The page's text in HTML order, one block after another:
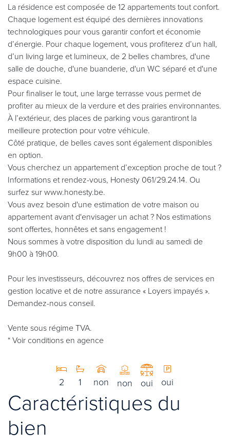
La résidence est composée de 12 appartements tout confort.
Chaque logement est équipé des dernières innovations
technologiques pour vous garantir confort et économie
d’énergie. Pour chaque logement, vous profiterez d’un hall,
d’un living large et lumineux, de 2 belles chambres, d'une
salle de douche, d'une buanderie, d'un WC séparé et d'une
espace cuisine.
Pour finaliser le tout, une large terrasse vous permet de
profiter au mieux de la verdure et des prairies environnantes.
À l’extérieur, des places de parking vous garantiront la
meilleure protection pour votre véhicule.
Côté pratique, de belles caves sont également disponibles
en option.
Vous cherchez un appartement d’exception proche de tout ?
Informations et rendez-vous, Honesty 061/29.24.14. Ou
surfez sur www.honesty.be.
Vous avez besoin d'une estimation de votre maison ou
appartement avant d'envisager un achat ? Nos estimations
sont offertes, honnêtes et sans engagement !
Nous sommes à votre disposition du lundi au samedi de
9h00 à 19h00.
Pour les investisseurs, découvrez nos offres de services en
gestion locative et de notre assurance « Loyers impayés ».
Demandez-nous conseil.
Vente sous régime TVA.
* Voir conditions en agence
2 1 non non oui oui
Caractéristiques du
bien